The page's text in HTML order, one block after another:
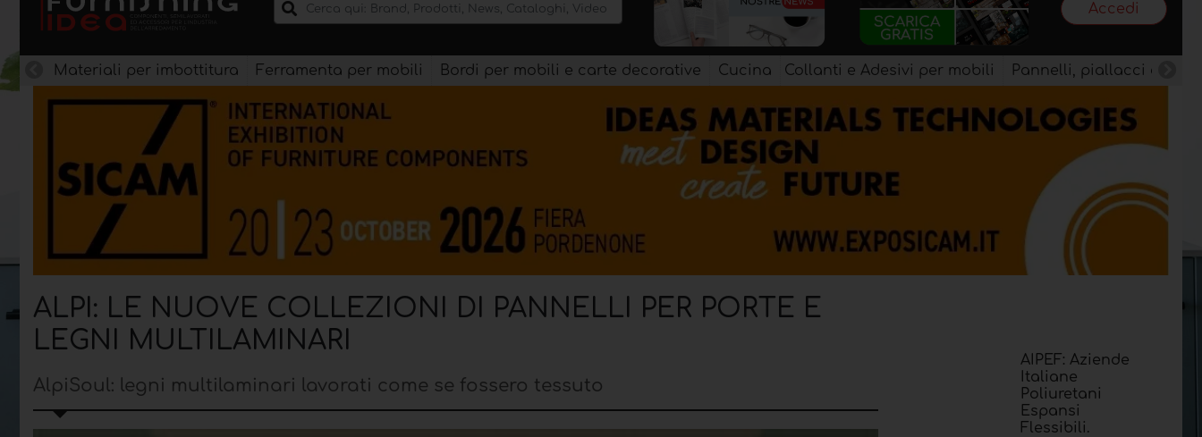
Accedi
Materiali per imbottitura Ferramenta per mobili Bordi per mobili e carte decorative Cucina Collanti e Adesivi per mobili Pannelli, piallacci e
ALPI: LE NUOVE COLLEZIONI DI PANNELLI PER PORTE E
LEGNI MULTILAMINARI
AlpiSoul: legni multilaminari lavorati come se fossero tessuto
AIPEF: Aziende
Italiane
Poliuretani
Espansi
Flessibili.